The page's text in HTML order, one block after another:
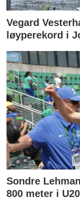
Vegard
løyperekord i
Sondre
800 meter i